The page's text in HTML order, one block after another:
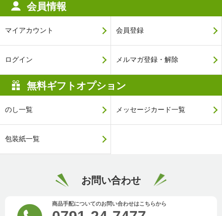
会員情報
マイアカウント 会員登録
ログイン メルマガ登録・解除
無料ギフトオプション
のし一覧 メッセージカード一覧
包装紙一覧
お問い合わせ
商品手配についてのお問い合わせはこちらから